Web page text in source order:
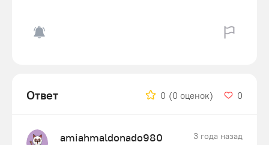
Ответ 0 (0 оценок) 0
amiahmaldonado980 3 года назад